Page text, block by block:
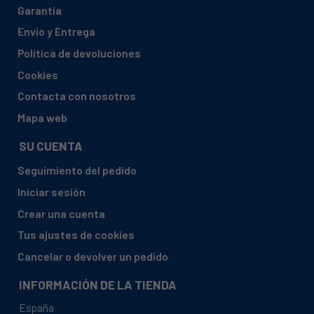
AEG, 60628001700 FAVORIT 565 SGA
AEG, 60628002300 FAVORIT 465 SGA
AEG, 60628004400 FAVORIT CARAT 668 SGA
Garantía
Envío y Entrega
Política de devoluciones
Cookies
Contacta con nosotros
Mapa web
SU CUENTA
Seguimiento del pedido
Iniciar sesión
Crear una cuenta
Tus ajustes de cookies
Cancelar o devolver un pedido
INFORMACIÓN DE LA TIENDA
España